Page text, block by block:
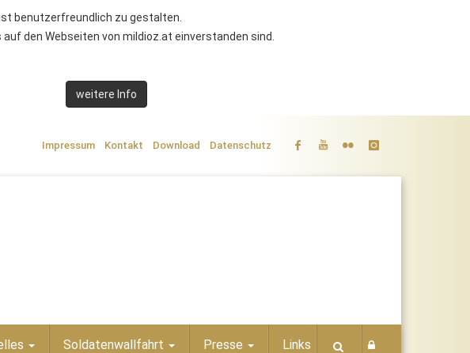
benutzerfreundlich zu gestalten.
den Webseiten von mildioz.at einverstanden sind.
weitere Info
Impressum Kontakt Download Datenschutz
Soldatenwallfahrt Presse Links